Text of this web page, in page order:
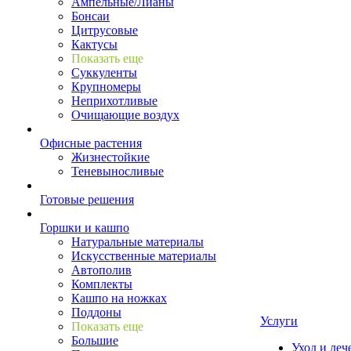
Бонсаи
Цитрусовые
Кактусы
Показать еще
Суккуленты
Крупномеры
Неприхотливые
Очищающие воздух
Офисные растения
Жизнестойкие
Теневыносливые
Готовые решения
Горшки и кашпо
Натуральные материалы
Искусственные материалы
Автополив
Комплекты
Кашпо на ножках
Поддоны
Показать еще
Большие
Услуги
Уход и